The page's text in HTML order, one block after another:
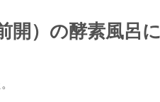
開）の酵素風呂